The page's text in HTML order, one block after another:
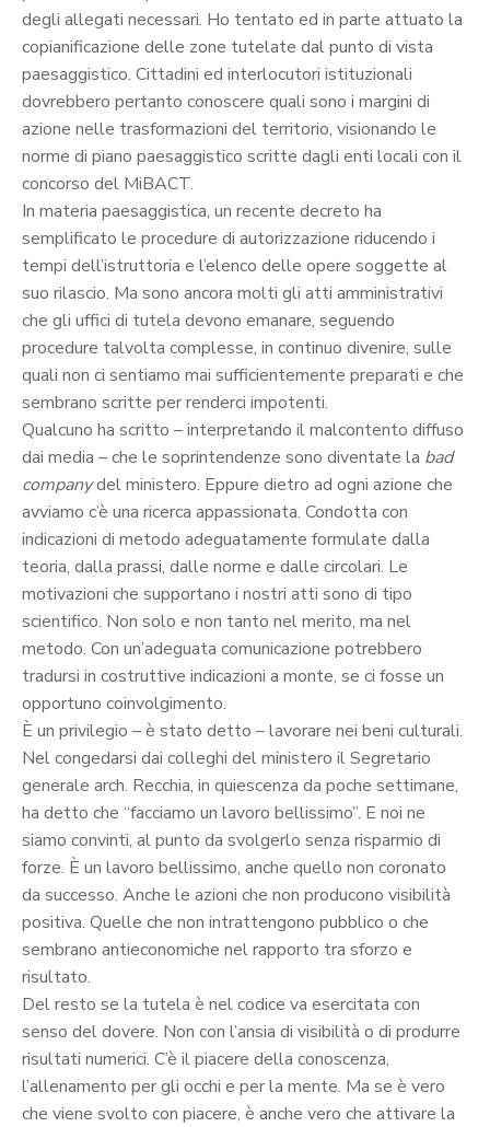
degli allegati necessari. Ho tentato ed in parte attuato la
copianificazione delle zone tutelate dal punto di vista
paesaggistico. Cittadini ed interlocutori istituzionali
dovrebbero pertanto conoscere quali sono i margini di
azione nelle trasformazioni del territorio, visionando le
norme di piano paesaggistico scritte dagli enti locali con il
concorso del MiBACT.
In materia paesaggistica, un recente decreto ha
semplificato le procedure di autorizzazione riducendo i
tempi dell’istruttoria e l’elenco delle opere soggette al
suo rilascio. Ma sono ancora molti gli atti amministrativi
che gli uffici di tutela devono emanare, seguendo
procedure talvolta complesse, in continuo divenire, sulle
quali non ci sentiamo mai sufficientemente preparati e che
sembrano scritte per renderci impotenti.
Qualcuno ha scritto – interpretando il malcontento diffuso
dai media – che le soprintendenze sono diventate la bad
companydel ministero. Eppure dietro ad ogni azione che
avviamo c’è una ricerca appassionata. Condotta con
indicazioni di metodo adeguatamente formulate dalla
teoria, dalla prassi, dalle norme e dalle circolari. Le
motivazioni che supportano i nostri atti sono di tipo
scientifico. Non solo e non tanto nel merito, ma nel
metodo. Con un’adeguata comunicazione potrebbero
tradursi in costruttive indicazioni a monte, se ci fosse un
opportuno coinvolgimento.
È un privilegio – è stato detto – lavorare nei beni culturali.
Nel congedarsi dai colleghi del ministero il Segretario
generale arch. Recchia, in quiescenza da poche settimane,
ha detto che “facciamo un lavoro bellissimo”. E noi ne
siamo convinti, al punto da svolgerlo senza risparmio di
forze. È un lavoro bellissimo, anche quello non coronato
da successo. Anche le azioni che non producono visibilità
positiva. Quelle che non intrattengono pubblico o che
sembrano antieconomiche nel rapporto tra sforzo e
risultato.
Del resto se la tutela è nel codice va esercitata con
senso del dovere. Non con l’ansia di visibilità o di produrre
risultati numerici. C’è il piacere della conoscenza,
l’allenamento per gli occhi e per la mente. Ma se è vero
che viene svolto con piacere, è anche vero che attivare la